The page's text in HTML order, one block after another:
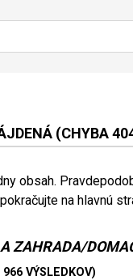
(CHYBA
obsah.
na hlavnú
ZAHRADA/
966 VÝSLEDKOV)